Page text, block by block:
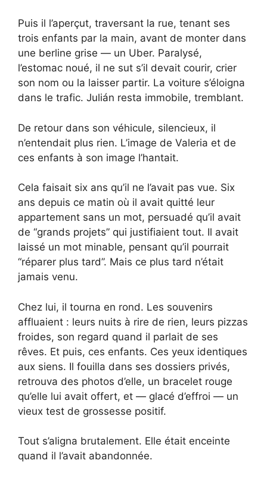
Puis il l’aperçut, traversant la rue, tenant ses
trois enfants par la main, avant de monter dans
une berline grise — un Uber. Paralysé,
l’estomac noué, il ne sut s’il devait courir, crier
son nom ou la laisser partir. La voiture s’éloigna
dans le trafic. Julián resta immobile, tremblant.
De retour dans son véhicule, silencieux, il
n’entendait plus rien. L’image de Valeria et de
ces enfants à son image l’hantait.
Cela faisait six ans qu’il ne l’avait pas vue. Six
ans depuis ce matin où il avait quitté leur
appartement sans un mot, persuadé qu’il avait
de “grands projets” qui justifiaient tout. Il avait
laissé un mot minable, pensant qu’il pourrait
“réparer plus tard”. Mais ce plus tard n’était
jamais venu.
Chez lui, il tourna en rond. Les souvenirs
affluaient : leurs nuits à rire de rien, leurs pizzas
froides, son regard quand il parlait de ses
rêves. Et puis, ces enfants. Ces yeux identiques
aux siens. Il fouilla dans ses dossiers privés,
retrouva des photos d’elle, un bracelet rouge
qu’elle lui avait offert, et — glacé d’effroi — un
vieux test de grossesse positif.
Tout s’aligna brutalement. Elle était enceinte
quand il l’avait abandonnée.